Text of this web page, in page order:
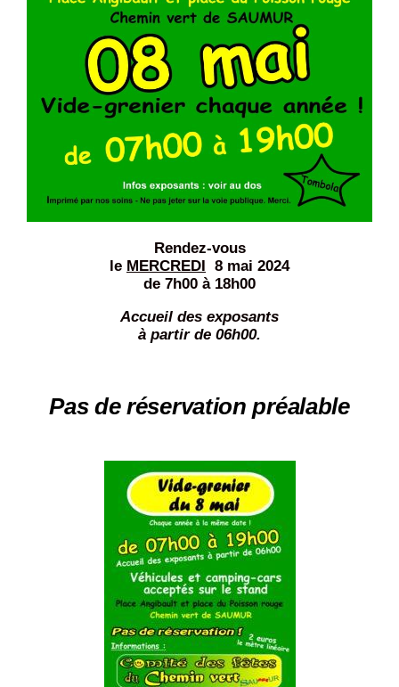
Rendez-vous
le MERCREDI 8 mai 2024
de 7h00 à 18h00
Accueil des exposants
à partir de 06h00.
Pas de réservation préalable